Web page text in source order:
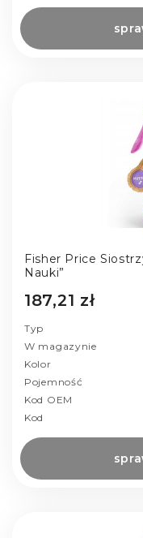
Fisher Price
Nauki”
187,21 zł
Typ
W magazynie
Kolor
Pojemność
Kod OEM
Kod